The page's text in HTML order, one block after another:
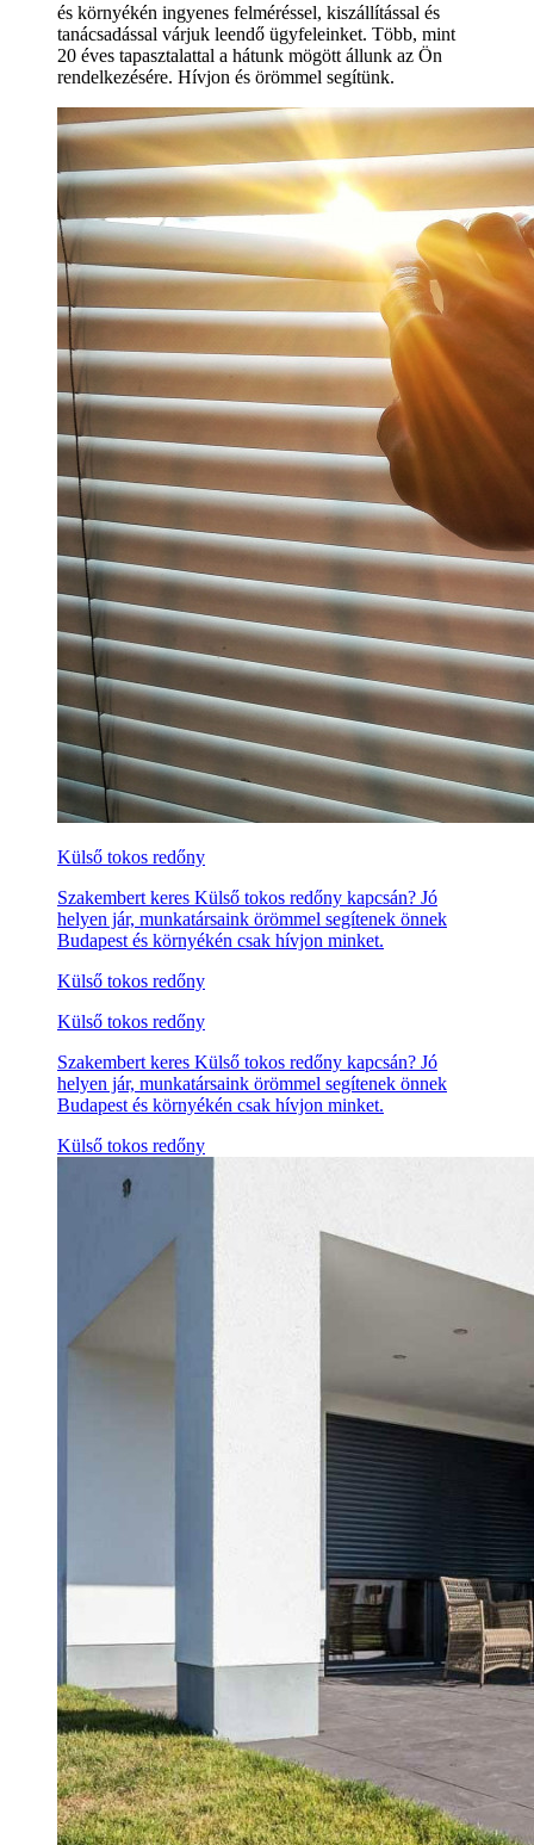
és környékén ingyenes felméréssel, kiszállítással és
tanácsadással várjuk leendő ügyfeleinket. Több, mint
20 éves tapasztalattal a hátunk mögött állunk az Ön
rendelkezésére. Hívjon és örömmel segítünk.
Külső tokos redőny
Szakembert keres Külső tokos redőny kapcsán? Jó
helyen jár, munkatársaink örömmel segítenek önnek
Budapest és környékén csak hívjon minket.
Külső tokos redőny
Külső tokos redőny
Szakembert keres Külső tokos redőny kapcsán? Jó
helyen jár, munkatársaink örömmel segítenek önnek
Budapest és környékén csak hívjon minket.
Külső tokos redőny